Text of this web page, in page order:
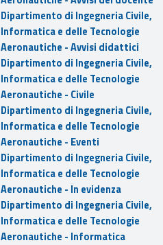
Dipartimento di Ingegneria Civile,
Informatica e delle Tecnologie
Aeronautiche - Avvisi didattici
Dipartimento di Ingegneria Civile,
Informatica e delle Tecnologie
Aeronautiche - Civile
Dipartimento di Ingegneria Civile,
Informatica e delle Tecnologie
Aeronautiche - Eventi
Dipartimento di Ingegneria Civile,
Informatica e delle Tecnologie
Aeronautiche - In evidenza
Dipartimento di Ingegneria Civile,
Informatica e delle Tecnologie
Aeronautiche - Informatica